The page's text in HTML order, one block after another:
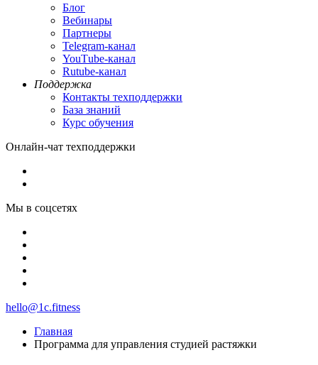
Блог
Вебинары
Партнеры
Теlegram-канал
YouТube-канал
Rutube-канал
Поддержка
Контакты техподдержки
База знаний
Курс обучения
Онлайн-чат техподдержки
Мы в соцсетях
hello@1c.fitness
Главная
Программа для управления студиeй растяжки